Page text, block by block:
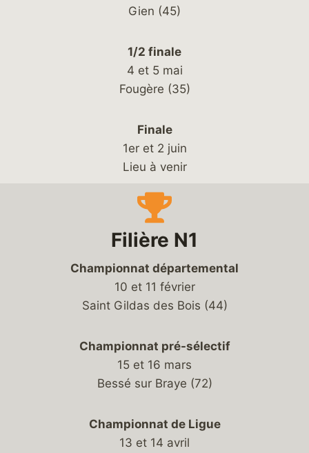
Gien (45)
1/2 finale
4 et 5 mai
Fougère (35)
Finale
1er et 2 juin
Lieu à venir
Filière N1
Championnat départemental
10 et 11 février
Saint Gildas des Bois (44)
Championnat pré-sélectif
15 et 16 mars
Bessé sur Braye (72)
Championnat de Ligue
13 et 14 avril